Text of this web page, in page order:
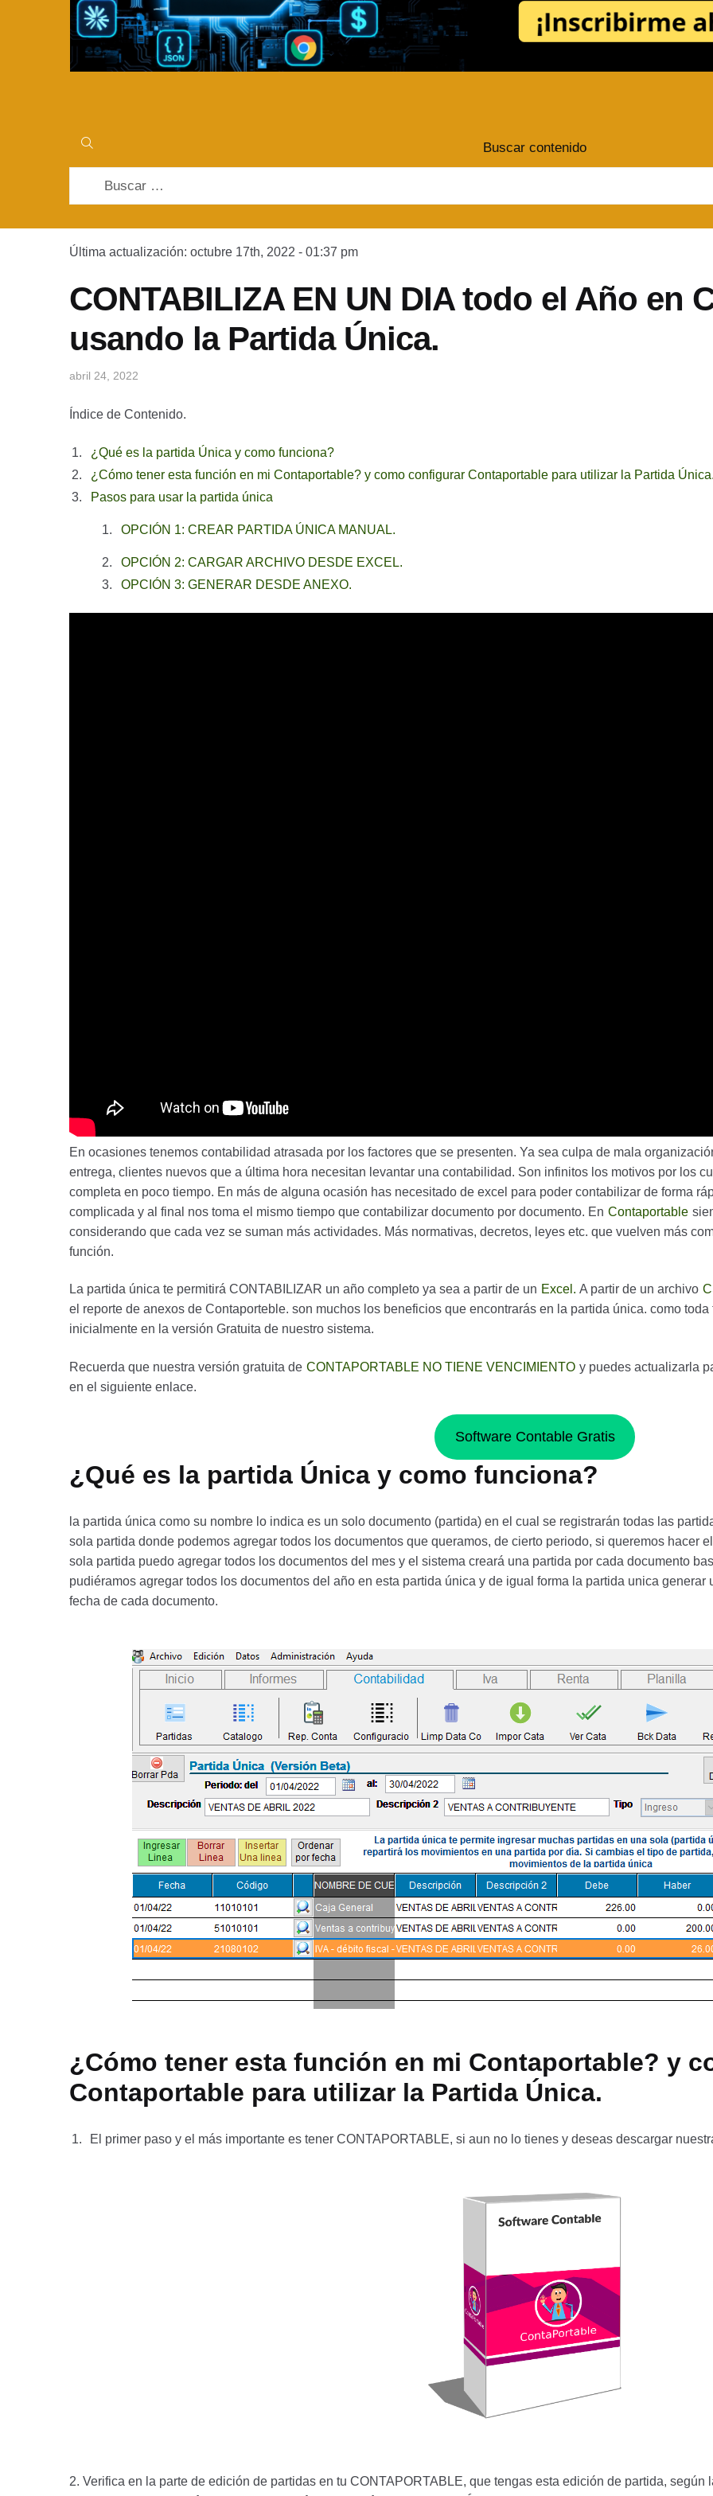
Buscar contenido
Última actualización: octubre 17th, 2022 - 01:37 pm
CONTABILIZA EN UN DIA todo el Año en
usando la Partida Única.
abril 24, 2022
Índice de Contenido.
¿Qué es la partida Única y como funciona?
¿Cómo tener esta función en mi Contaportable? y como configurar Contaportable para utilizar la Partida
Pasos para usar la partida única
OPCIÓN 1: CREAR PARTIDA ÚNICA MANUAL.
OPCIÓN 2: CARGAR ARCHIVO DESDE EXCEL.
OPCIÓN 3: GENERAR DESDE ANEXO.
En ocasiones tenemos contabilidad atrasada por los factores que se presenten. Ya sea culpa de mala
entrega, clientes nuevos que a última hora necesitan levantar una contabilidad. Son infinitos los motivos por los
completa en poco tiempo. En más de alguna ocasión has necesitado de excel para poder contabilizar de forma
complicada y al final nos toma el mismo tiempo que contabilizar documento por documento. En Contaportable
considerando que cada vez se suman más actividades. Más normativas, decretos, leyes etc. que vuelven más
función.
La partida única te permitirá CONTABILIZAR un año completo ya sea a partir de un Excel. A partir de un archivo
el reporte de anexos de Contaporteble. son muchos los beneficios que encontrarás en la partida única. como
inicialmente en la versión Gratuita de nuestro sistema.
Recuerda que nuestra versión gratuita de CONTAPORTABLE NO TIENE VENCIMIENTO y puedes actualizarla
en el siguiente enlace.
Software Contable Gratis
¿Qué es la partida Única y como funciona?
la partida única como su nombre lo indica es un solo documento (partida) en el cual se registrarán todas las
sola partida donde podemos agregar todos los documentos que queramos, de cierto periodo, si queremos hacer
sola partida puedo agregar todos los documentos del mes y el sistema creará una partida por cada documento
pudiéramos agregar todos los documentos del año en esta partida única y de igual forma la partida unica
fecha de cada documento.
¿Cómo tener esta función en mi Contaportable? y
Contaportable para utilizar la Partida Única.
El primer paso y el más importante es tener CONTAPORTABLE, si aun no lo tienes y deseas descargar
2. Verifica en la parte de edición de partidas en tu CONTAPORTABLE, que tengas esta edición de partida,